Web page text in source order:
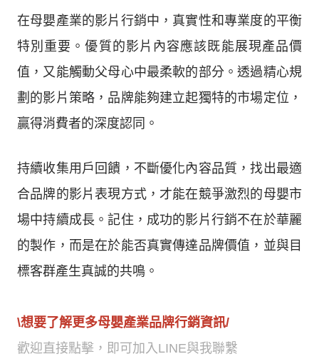
在母嬰產業的影片行銷中，真實性和專業度的平衡
特別重要。優質的影片內容應該既能展現產品價
值，又能觸動父母心中最柔軟的部分。透過精心規
劃的影片策略，品牌能夠建立起獨特的市場定位，
贏得消費者的深度認同。
持續收集用戶回饋，不斷優化內容品質，找出最適
合品牌的影片表現方式，才能在競爭激烈的母嬰市
場中持續成長。記住，成功的影片行銷不在於華麗
的製作，而是在於能否真實傳達品牌價值，並與目
標客群產生真誠的共鳴。
\想要了解更多母嬰產業品牌行銷資訊/
歡迎直接點擊，即可加入LINE與我聯繫